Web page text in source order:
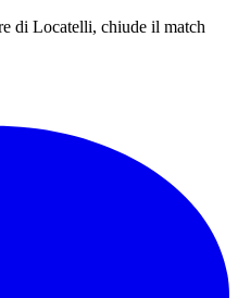
di Locatelli, chiude il match